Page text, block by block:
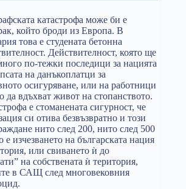
катастрофа може би е
който броди из Европа. В
това е студената бетонна
Действителност, която ще
по-тежки последици за нацията
на данъкоплатци за
осигуряване, или на работници
да вдъхват живот на стопанството.
е стоманената сигурност, че
си отива безвъзвратно и този
нито след 200, нито след 500
изчезването на българската нация
или свиването ѝ до
на собствената ѝ територия,
в САЩ след многовековния